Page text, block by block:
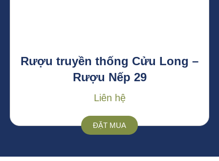
Rượu truyền thống Cửu Long –
Rượu Nếp 29
Liên hệ
ĐẶT MUA